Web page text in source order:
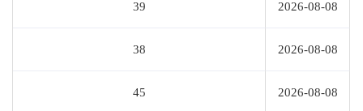
39 2026-08-08
38 2026-08-08
45 2026-08-08